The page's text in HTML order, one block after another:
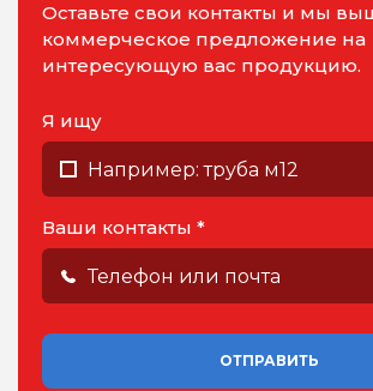
Оставьте свои контакты и мы
коммерческое предложение на
интересующую вас продукцию.
Я ищу
Ваши контакты *
ОТПРАВИТЬ